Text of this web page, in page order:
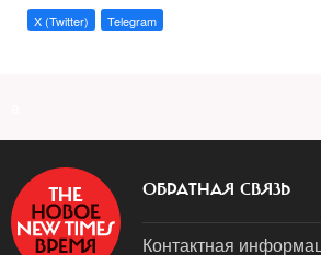
X (Twitter) Telegram
ОБРАТНАЯ СВЯЗЬ
Контактная